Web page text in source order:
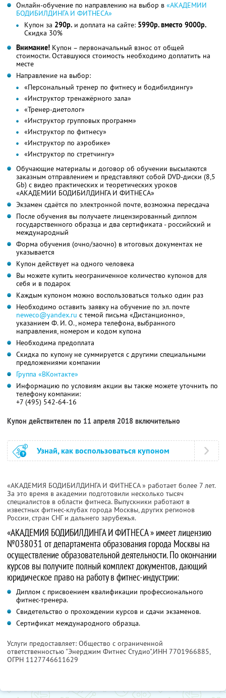
Онлайн-обучение по направлению на выбор в «АКАДЕМИИ
БОДИБИЛДИНГА И ФИТНЕСА»
Купон за 290р. и доплата на сайте: 5990р. вместо 9000р.
Скидка 30%
Внимание! Купон – первоначальный взнос от общей
стоимости. Оставшуюся стоимость необходимо доплатить на
месте
Направление на выбор:
«Персональный тренер по фитнесу и бодибилдингу»
«Инструктор тренажёрного зала»
«Тренер-диетолог»
«Инструктор групповых программ»
«Инструктор по фитнесу»
«Инструктор по аэробике»
«Инструктор по стретчингу»
Обучающие материалы и договор об обучении высылаются
заказным отправлением и представляют собой DVD-диски (8,5
Gb) с видео практических и теоретических уроков
«АКАДЕМИИ БОДИБИЛДИНГА И ФИТНЕСА»
Экзамен сдаётся по электронной почте, возможна пересдача
После обучения вы получаете лицензированный диплом
государственного образца и два сертификата - российский и
международный
Форма обучения (очно/заочно) в итоговых документах не
указывается
Купон действует на одного человека
Вы можете купить неограниченное количество купонов для
себя и в подарок
Каждым купоном можно воспользоваться только один раз
Необходимо оставить заявку на обучение по эл. почте
neweco@yandex.ru с темой письма «Дистанционно»,
указанием Ф. И. О., номера телефона, выбранного
направления, номером и кодом купона
Необходима предоплата
Скидка по купону не суммируется с другими специальными
предложениями компании
Группа «ВКонтакте»
Информацию по условиям акции вы также можете уточнить по
телефону компании:
+7 (495) 542-64-16
Купон действителен по 11 апреля 2018 включительно
Узнай, как воспользоваться купоном
«АКАДЕМИЯ БОДИБИЛДИНГА И ФИТНЕСА» работает более 7 лет.
За это время в академии подготовили несколько тысяч
специалистов в области фитнеса. Выпускники работают в
известных фитнес-клубах города Москвы, других регионов
России, стран СНГ и дальнего зарубежья.
«АКАДЕМИЯ БОДИБИЛДИНГА И ФИТНЕСА» имеет лицензию
№038031 от департамента образования города Москвы на
осуществление образовательной деятельности. По окончании
курсов вы получите полный комплект документов, дающий
юридическое право на работу в фитнес-индустрии:
Диплом с присвоением квалификации профессионального
фитнес-тренера.
Свидетельство о прохождении курсов и сдачи экзаменов.
Сертификат международного образца.
Услуги предоставляет: Общество с ограниченной
ответственностью "Энерджим Фитнес Студио",ИНН 7701966885,
ОГРН 1127746611629